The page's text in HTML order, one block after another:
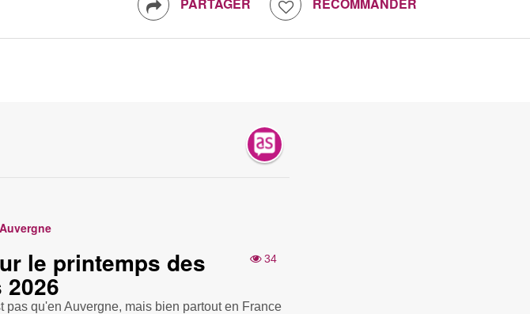
34
le printemps des
pas qu'en Auvergne, mais bien partout en France